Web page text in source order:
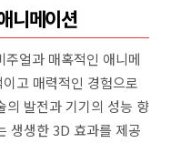
니메이션
얼과 매혹적인 애니메
고 매력적인 경험으로
의 발전과 기기의 성능 향
생생한 3D 효과를 제공